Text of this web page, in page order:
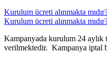
Kurulum ücreti alınmakta
Kurulum ücreti alınmakta
​Kampanyada kurulum 24
verilmektedir. Kampanya iptal